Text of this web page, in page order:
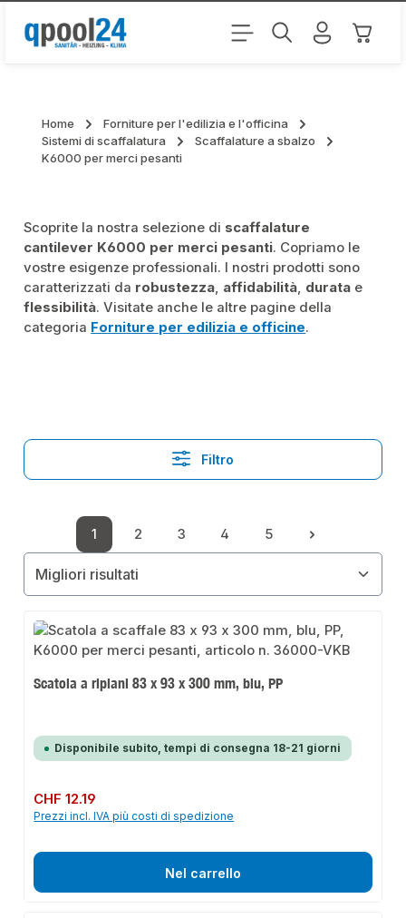
Passa al contenuto principale Il
Home
Forniture per l'edilizia e l'officina
Sistemi di scaffalatura
Scaffalature a sbalzo
K6000 per merci pesanti
Scoprite la nostra selezione di scaffalature
cantilever K6000 per merci pesanti. Copriamo le
vostre esigenze professionali. I nostri prodotti sono
caratterizzati da robustezza, affidabilità, durata e
flessibilità. Visitate anche le altre pagine della
categoria Forniture per edilizia e officine.
Filtro
Pagina
1
Pagina
2
Pagina
3
Pagina
4
Pagina
5
Scatola a ripiani 83 x 93 x 300 mm, blu, PP
Disponibile subito, tempi di consegna 18-21 giorni
Prezzo normale:
CHF 12.19
Prezzi incl. IVA più costi di spedizione
Nel carrello